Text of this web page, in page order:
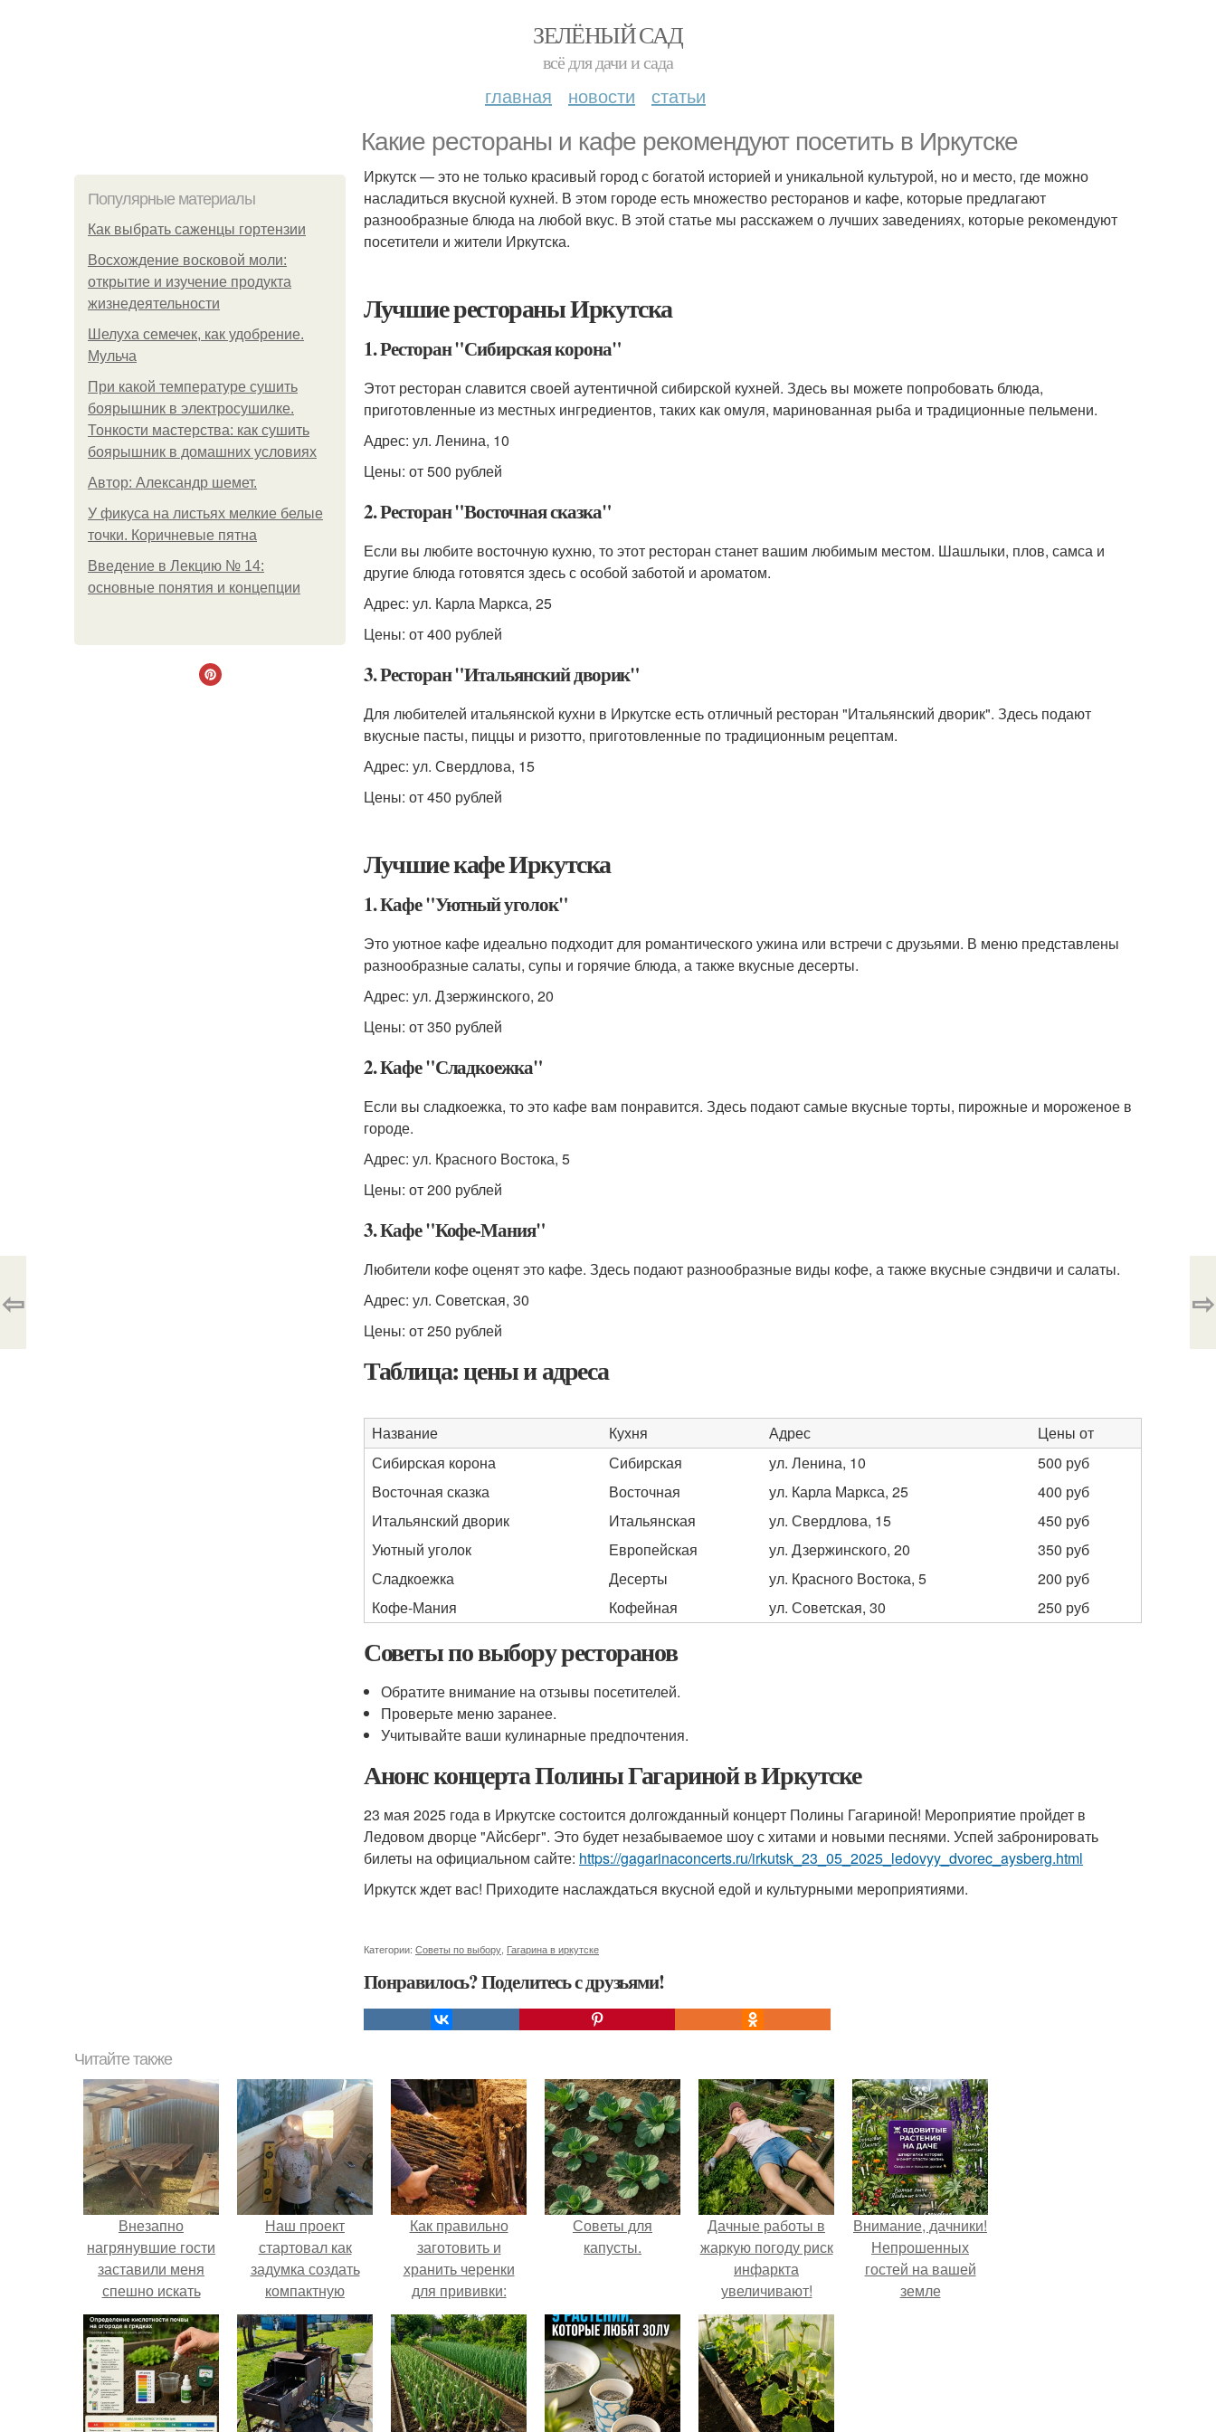
ЗЕЛЁНЫЙ САД
всё для дачи и сада
главная новости статьи
Какие рестораны и кафе рекомендуют посетить в Иркутске
Популярные материалы
Как выбрать саженцы гортензии
Восхождение восковой моли:
открытие и изучение продукта
жизнедеятельности
Шелуха семечек, как удобрение.
Мульча
При какой температуре сушить
боярышник в электросушилке.
Тонкости мастерства: как сушить
боярышник в домашних условиях
Автор: Александр шемет.
У фикуса на листьях мелкие белые
точки. Коричневые пятна
Введение в Лекцию № 14:
основные понятия и концепции
Иркутск — это не только красивый город с богатой историей и уникальной культурой, но и место, где можно
насладиться вкусной кухней. В этом городе есть множество ресторанов и кафе, которые предлагают
разнообразные блюда на любой вкус. В этой статье мы расскажем о лучших заведениях, которые рекомендуют
посетители и жители Иркутска.
Лучшие рестораны Иркутска
1. Ресторан "Сибирская корона"
Этот ресторан славится своей аутентичной сибирской кухней. Здесь вы можете попробовать блюда,
приготовленные из местных ингредиентов, таких как омуля, маринованная рыба и традиционные пельмени.
Адрес: ул. Ленина, 10
Цены: от 500 рублей
2. Ресторан "Восточная сказка"
Если вы любите восточную кухню, то этот ресторан станет вашим любимым местом. Шашлыки, плов, самса и
другие блюда готовятся здесь с особой заботой и ароматом.
Адрес: ул. Карла Маркса, 25
Цены: от 400 рублей
3. Ресторан "Итальянский дворик"
Для любителей итальянской кухни в Иркутске есть отличный ресторан "Итальянский дворик". Здесь подают
вкусные пасты, пиццы и ризотто, приготовленные по традиционным рецептам.
Адрес: ул. Свердлова, 15
Цены: от 450 рублей
Лучшие кафе Иркутска
1. Кафе "Уютный уголок"
Это уютное кафе идеально подходит для романтического ужина или встречи с друзьями. В меню представлены
разнообразные салаты, супы и горячие блюда, а также вкусные десерты.
Адрес: ул. Дзержинского, 20
Цены: от 350 рублей
2. Кафе "Сладкоежка"
Если вы сладкоежка, то это кафе вам понравится. Здесь подают самые вкусные торты, пирожные и мороженое в
городе.
Адрес: ул. Красного Востока, 5
Цены: от 200 рублей
3. Кафе "Кофе-Мания"
Любители кофе оценят это кафе. Здесь подают разнообразные виды кофе, а также вкусные сэндвичи и салаты.
Адрес: ул. Советская, 30
Цены: от 250 рублей
Таблица: цены и адреса
Название Кухня Адрес
Цены от
Сибирская корона
Сибирская ул. Ленина, 10
500 руб
Восточная сказка
Восточная ул. Карла Маркса, 25
400 руб
Итальянский дворик
Итальянская ул. Свердлова, 15
450 руб
Уютный уголок
Европейская ул. Дзержинского, 20
350 руб
Сладкоежка
Десерты ул. Красного Востока, 5
200 руб
Кофе-Мания
Кофейная ул. Советская, 30 250 руб
Советы по выбору ресторанов
Обратите внимание на отзывы посетителей.
Проверьте меню заранее.
Учитывайте ваши кулинарные предпочтения.
Анонс концерта Полины Гагариной в Иркутске
23 мая 2025 года в Иркутске состоится долгожданный концерт Полины Гагариной! Мероприятие пройдет в
Ледовом дворце "Айсберг". Это будет незабываемое шоу с хитами и новыми песнями. Успей забронировать
билеты на официальном сайте: https://gagarinaconcerts.ru/irkutsk_23_05_2025_ledovyy_dvorec_aysberg.html
Иркутск ждет вас! Приходите наслаждаться вкусной едой и культурными мероприятиями.
Категории: Советы по выбору Гагарина в иркутске
Понравилось? Поделитесь с друзьями!
⇦ ⇨
Читайте также
Внезапно
нагрянувшие гости
заставили меня
спешно искать
решение, так как на
обстоятельный
ремонт времени
катастрофически не
хватало.
Наш проект
стартовал как
задумка создать
компактную
беседку для
отдыха.
Как правильно
заготовить и
хранить черенки
для прививки:
советы по
успешному
прививанию
растений
Советы для
капусты.
Дачные работы в
жаркую погоду риск
инфаркта
увеличивают!
Внимание, дачники!
Непрошенных
гостей на вашей
земле